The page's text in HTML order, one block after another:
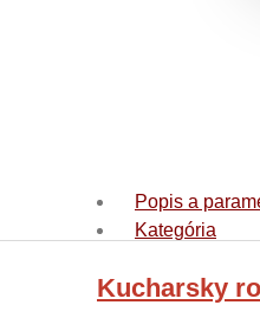
Popis a
Kategória
Kucharsky